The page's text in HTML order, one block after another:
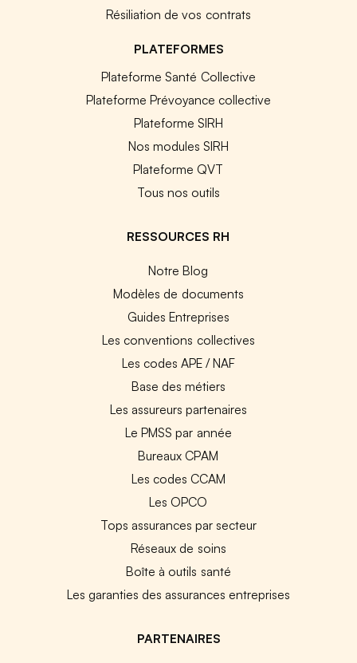
Résiliation de vos contrats
PLATEFORMES
Plateforme Santé Collective
Plateforme Prévoyance collective
Plateforme SIRH
Nos modules SIRH
Plateforme QVT
Tous nos outils
RESSOURCES RH
Notre Blog
Modèles de documents
Guides Entreprises
Les conventions collectives
Les codes APE / NAF
Base des métiers
Les assureurs partenaires
Le PMSS par année
Bureaux CPAM
Les codes CCAM
Les OPCO
Tops assurances par secteur
Réseaux de soins
Boîte à outils santé
Les garanties des assurances entreprises
PARTENAIRES